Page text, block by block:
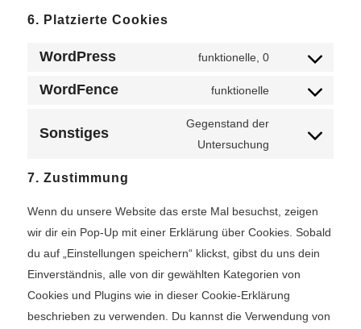
6. Platzierte Cookies
WordPress funktionelle, 0
Consent
wordpress
WordFence funktionelle
Consent
service
Sonstiges
Gegenstand der
Untersuchung
Consent
sonstiges
7. Zustimmung
Wenn du unsere Website das erste Mal besuchst, zeigen
wir dir ein Pop-Up mit einer Erklärung über Cookies. Sobald
du auf „Einstellungen speichern“ klickst, gibst du uns dein
Einverständnis, alle von dir gewählten Kategorien von
Cookies und Plugins wie in dieser Cookie-Erklärung
beschrieben zu verwenden. Du kannst die Verwendung von